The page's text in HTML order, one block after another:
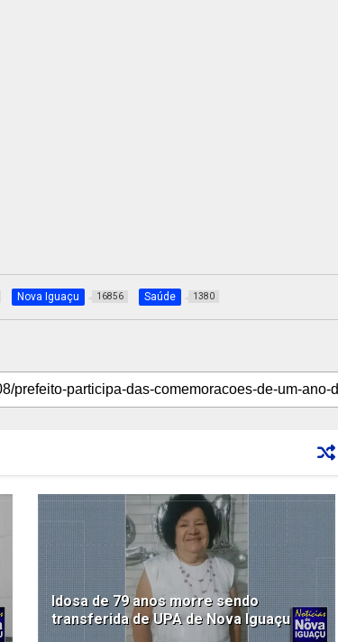
Nova Iguaçu 16856 Saúde 1380
Idosa de 79 anos morre sendo
transferida de UPA de Nova Iguaçu